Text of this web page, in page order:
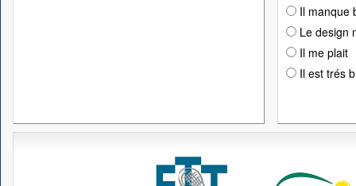
Il manque
Le design
Il me plait
Il est trés